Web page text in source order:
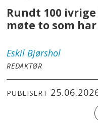
Rundt 100
møte to som
Eskil Bjørshol
REDAKTØR
PUBLISERT